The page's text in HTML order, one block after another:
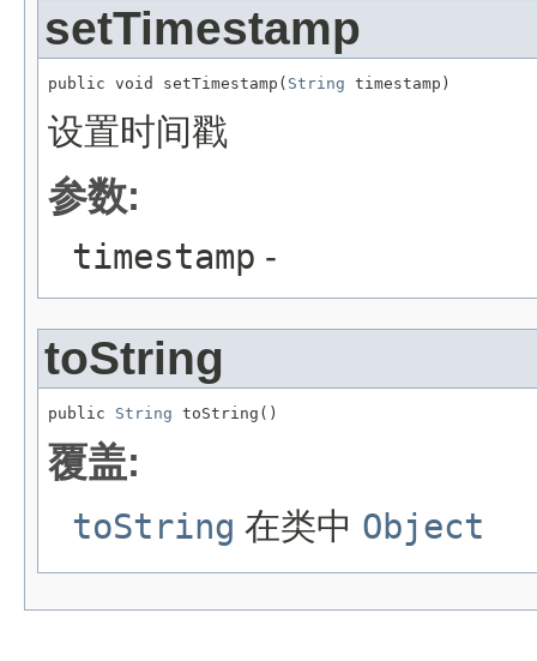
setTimestamp
public void setTimestamp( String timestamp)
设置时间戳
参数:
timestamp -
toString
public String toString()
覆盖:
toString 在类中 Object